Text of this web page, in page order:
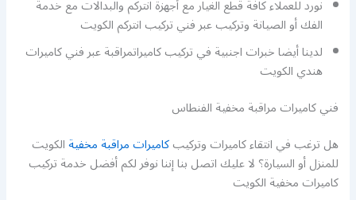
نورد للعملاء كافة قطع الغيار مع أجهزة انتركم والبدالات مع خدمة
الفك أو الصيانة وتركيب عبر فني تركيب انتركم الكويت
لدينا أيضا خبرات اجنبية في تركيب كاميراتمراقبة عبر فني كاميرات
هندي الكويت
فني كاميرات مراقبة مخفية الفنطاس
هل ترغب في انتقاء كاميرات وتركيبكاميرات مراقبة مخفيةالكويت
للمنزل أو السيارة؟ لا عليك اتصل بنا إننا نوفر لكم أفضل خدمة تركيب
كاميرات مخفية الكويت